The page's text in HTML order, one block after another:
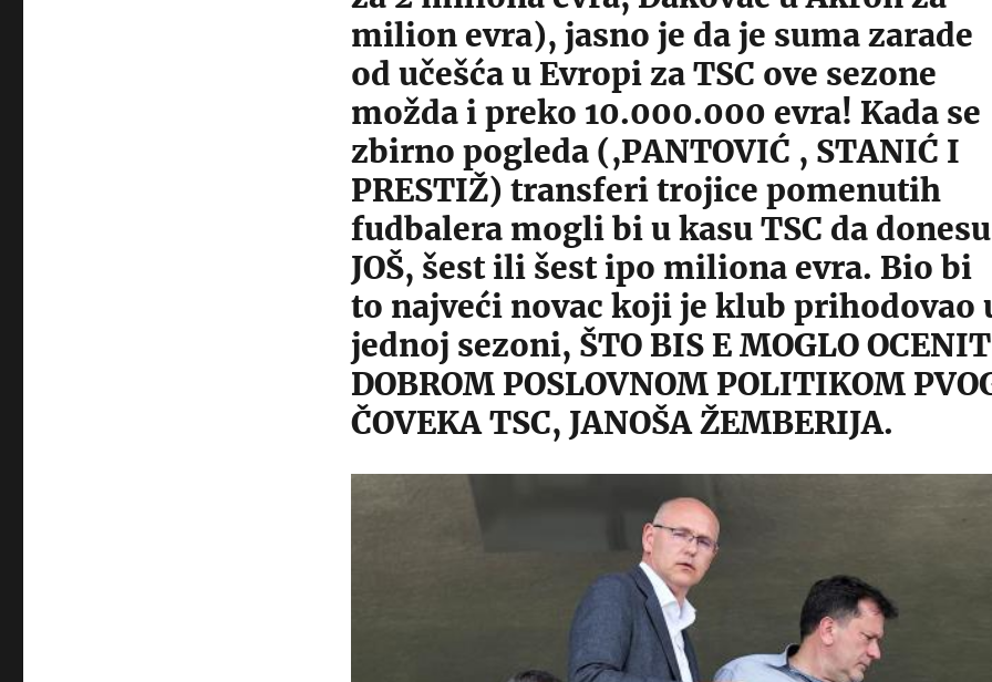
milion evra), jasno je da je suma zarade
od učešća u Evropi za TSC ove sezone
možda i preko 10.000.000 evra! Kada se
zbirno pogleda (,PANTOVIĆ , STANIĆ I
PRESTIŽ) transferi trojice pomenutih
fudbalera mogli bi u kasu TSC da
JOŠ, šest ili šest ipo miliona evra. Bio bi
to najveći novac koji je klub prihodovao
jednoj sezoni, ŠTO BIS E MOGLO
DOBROM POSLOVNOM POLITIKOM
ČOVEKA TSC, JANOŠA ŽEMBERIJA.